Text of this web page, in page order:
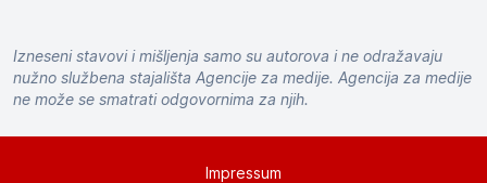
Izneseni stavovi i mišljenja samo su autorova i ne odražavaju
nužno službena stajališta Agencije za medije. Agencija za medije
ne može se smatrati odgovornima za njih.
Impressum